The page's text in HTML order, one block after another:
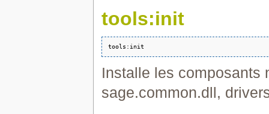
tools:init
Installe les composants
sage.common.dll,